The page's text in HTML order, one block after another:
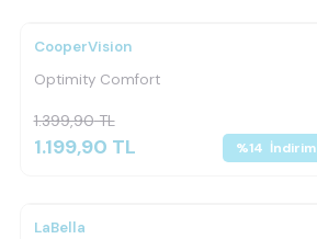
YeniÜrün
CooperVision
Optimity Comfort
1.399,90TL
1.199,90 TL %14 İndirim
LaBella